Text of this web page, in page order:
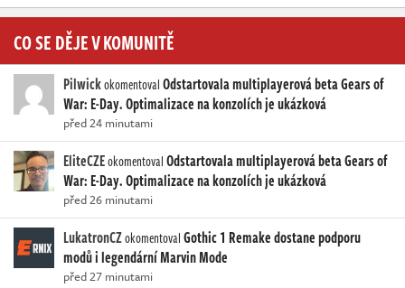
CO SE DĚJE V KOMUNITĚ
PilwickokomentovalOdstartovala multiplayerová beta Gears of
War: E-Day. Optimalizace na konzolích je ukázková
před 24 minutami
EliteCZEokomentovalOdstartovala multiplayerová beta Gears of
War: E-Day. Optimalizace na konzolích je ukázková
před 26 minutami
LukatronCZokomentovalGothic 1 Remake dostane podporu
modů i legendární Marvin Mode
před 27 minutami